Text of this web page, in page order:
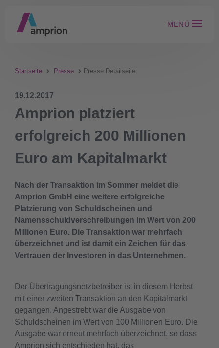
MENÜ
Startseite Presse Presse Detailseite
19.12.2017
Amprion platziert
erfolgreich 200 Millionen
Euro am Kapitalmarkt
Nach der Transaktion im Sommer meldet die
Amprion GmbH eine weitere erfolgreiche
Platzierung von Schuldscheinen und
Namensschuldverschreibungen im Wert von 200
Millionen Euro. Die Transaktion war mehrfach
überzeichnet und ist damit ein Zeichen für das
Vertrauen der Investoren in das Unternehmen.
Der Übertragungsnetzbetreiber ist in diesem Herbst
mit einer zweiten Transaktion an den Kapitalmarkt
gegangen. Angestrebt war die Ausgabe von
Schuldscheinen im Wert von 100 Millionen Euro. Die
Ausgabe war erneut mehrfach überzeichnet, so dass
Amprion sich entschieden hat, das